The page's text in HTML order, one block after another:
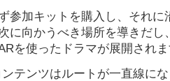
参加キットを購入し、それ
に向かうべき場所を導きだ
を使ったドラマが展開され
テンツはルートが一直線に